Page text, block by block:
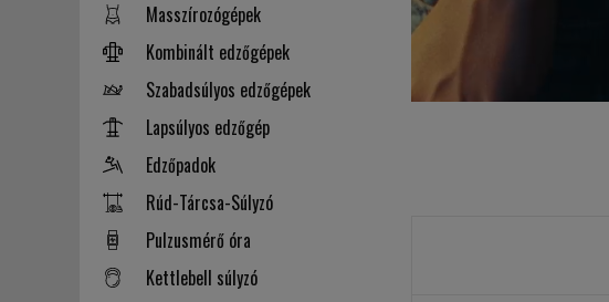
Masszírozógépek
Kombinált edzőgépek
Szabadsúlyos edzőgépek
Lapsúlyos edzőgép
Edzőpadok
Rúd-Tárcsa-Súlyzó
Pulzusmérő óra
Kettlebell súlyzó